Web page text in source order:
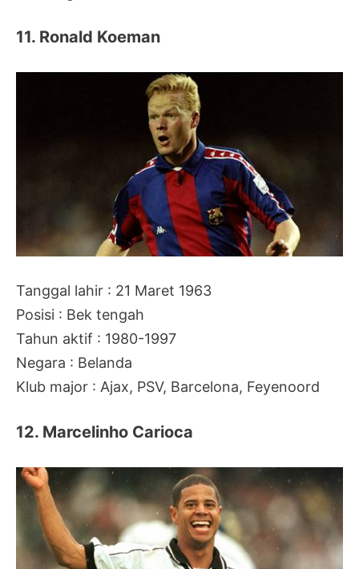
11. Ronald Koeman
Tanggal lahir : 21 Maret 1963
Posisi : Bek tengah
Tahun aktif : 1980-1997
Negara : Belanda
Klub major : Ajax, PSV, Barcelona, Feyenoord
12. Marcelinho Carioca